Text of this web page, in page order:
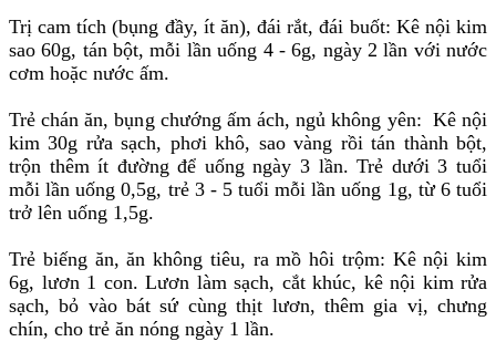
Trị cam tích (bụng đầy, ít ăn), đái rắt, đái buốt: Kê nội kim
sao 60g, tán bột, mỗi lần uống 4 - 6g, ngày 2 lần với nước
cơm hoặc nước ấm.
Trẻ chán ăn, bụng chướng ấm ách, ngủ không yên: Kê nội
kim 30g rửa sạch, phơi khô, sao vàng rồi tán thành bột,
trộn thêm ít đường để uống ngày 3 lần. Trẻ dưới 3 tuổi
mỗi lần uống 0,5g, trẻ 3 - 5 tuổi mỗi lần uống 1g, từ 6 tuổi
trở lên uống 1,5g.
Trẻ biếng ăn, ăn không tiêu, ra mồ hôi trộm: Kê nội kim
6g, lươn 1 con. Lươn làm sạch, cắt khúc, kê nội kim rửa
sạch, bỏ vào bát sứ cùng thịt lươn, thêm gia vị, chưng
chín, cho trẻ ăn nóng ngày 1 lần.